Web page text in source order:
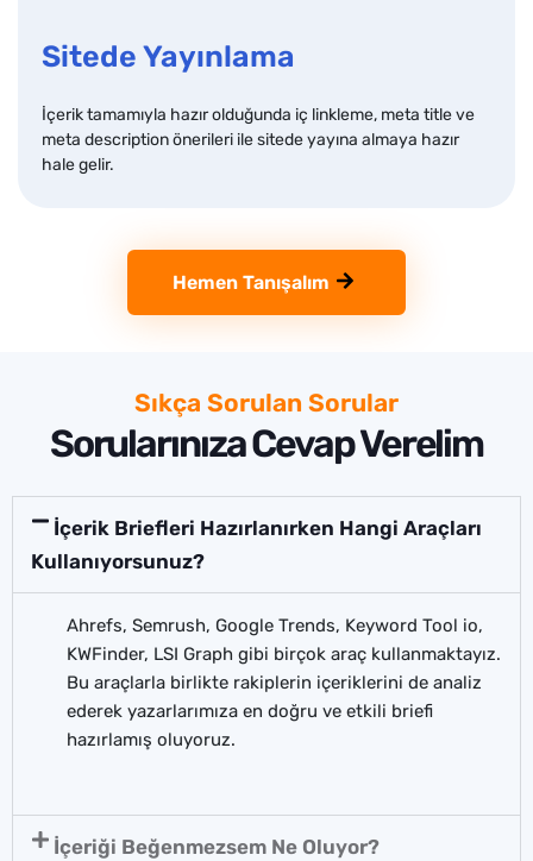
Sitede Yayınlama
İçerik tamamıyla hazır olduğunda iç linkleme, meta title ve
meta description önerileri ile sitede yayına almaya hazır
hale gelir.
Hemen Tanışalım
Sıkça Sorulan Sorular
Sorularınıza Cevap Verelim
İçerik Briefleri Hazırlanırken Hangi Araçları
Kullanıyorsunuz?
Ahrefs, Semrush, Google Trends, Keyword Tool io,
KWFinder, LSI Graph gibi birçok araç kullanmaktayız.
Bu araçlarla birlikte rakiplerin içeriklerini de analiz
ederek yazarlarımıza en doğru ve etkili briefi
hazırlamış oluyoruz.
İçeriği Beğenmezsem Ne Oluyor?